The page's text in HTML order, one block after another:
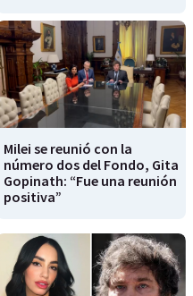
Milei se reunió con la
número dos del Fondo, Gita
Gopinath: “Fue una reunión
positiva”